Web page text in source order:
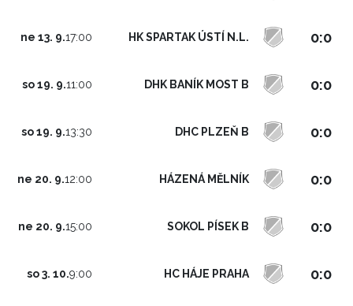
ne 13. 9.17:00 HK SPARTAK ÚSTÍ N.L. 0:0
so 19. 9.11:00 DHK BANÍK MOST B 0:0
so 19. 9.13:30 DHC PLZEŇ B 0:0
ne 20. 9.12:00 HÁZENÁ MĚLNÍK 0:0
ne 20. 9.15:00 SOKOL PÍSEK B 0:0
so 3. 10.9:00 HC HÁJE PRAHA 0:0